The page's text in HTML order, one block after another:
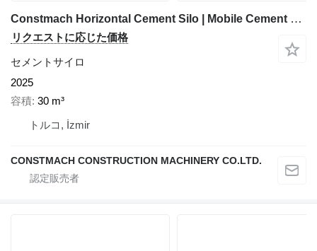
Constmach Horizontal Cement Silo | Mobile Cement Silo
リクエストに応じた価格
セメントサイロ
2025
容積 30 m³
トルコ, İzmir
CONSTMACH CONSTRUCTION MACHINERY CO.LTD.